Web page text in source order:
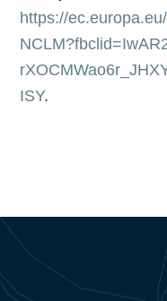
https://
ISY.